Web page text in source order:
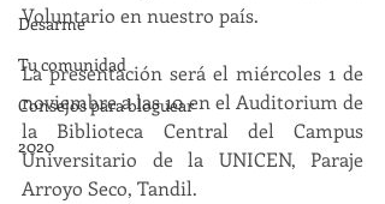
Desarme
Tu comunidad
Consejos para bloguear
2020
Voluntario en nuestro país.
La presentación será el miércoles 1 de
noviembre a las 10 en el Auditorium de
la Biblioteca Central del Campus
Universitario de la UNICEN, Paraje
Arroyo Seco, Tandil.